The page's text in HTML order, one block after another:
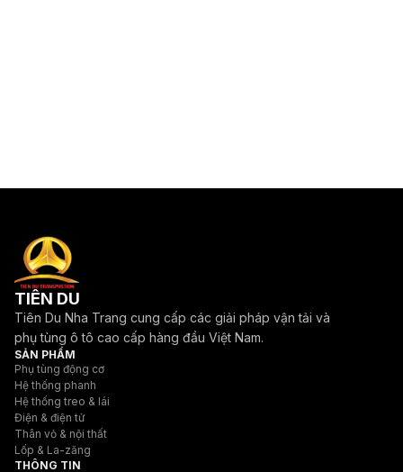
TIÊN DU
Tiên Du Nha Trang cung cấp các giải pháp vận tải và
phụ tùng ô tô cao cấp hàng đầu Việt Nam.
SẢN PHẨM
Phụ tùng động cơ
Hệ thống phanh
Hệ thống treo & lái
Điện & điện tử
Thân vỏ & nội thất
Lốp & La-zăng
THÔNG TIN